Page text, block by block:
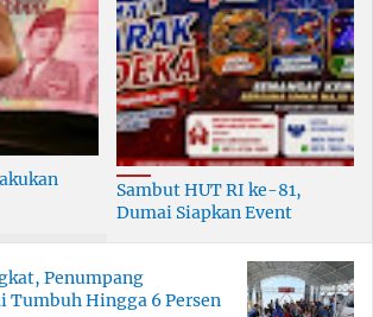
Sambut HUT RI ke-81,
Dumai Siapkan Event
Penumpang
Tumbuh Hingga 6 Persen